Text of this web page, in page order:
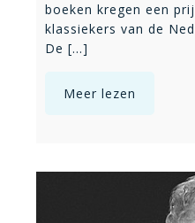
boeken kregen een
klassiekers van de
De [...]
Meer lezen